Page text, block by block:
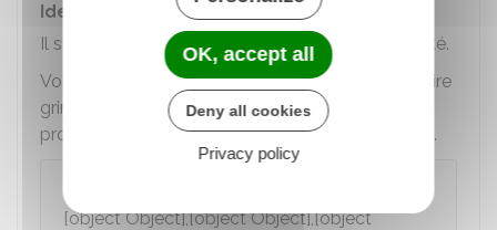
Identifier les contraintes
Il s'agit de prévoir ce qui peut freiner votre activité.
Vous devez identifier par exemple ce qui peut faire
grimper vos coûts de stockage, vos coûts de
production, de distribution et de communication.
[object Object],[object Object],[object
OK, accept all
Deny all cookies
Privacy policy